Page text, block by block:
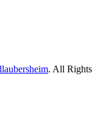
. All Rights